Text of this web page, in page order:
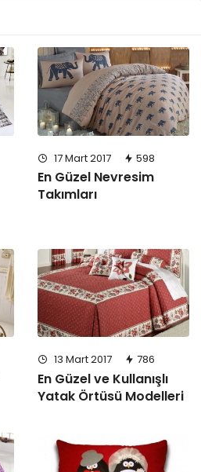
17 Mart 2017 598
En Güzel Nevresim
Takımları
13 Mart 2017 786
En Güzel ve Kullanışlı
Yatak Örtüsü Modelleri